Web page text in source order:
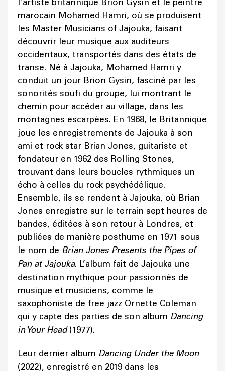
marocain Mohamed Hamri, où se produisent
les Master Musicians of Jajouka, faisant
découvrir leur musique aux auditeurs
occidentaux, transportés dans des états de
transe. Né à Jajouka, Mohamed Hamri y
conduit un jour Brion Gysin, fasciné par les
sonorités soufi du groupe, lui montrant le
chemin pour accéder au village, dans les
montagnes escarpées. En 1968, le Britannique
joue les enregistrements de Jajouka à son
ami et rock star Brian Jones, guitariste et
fondateur en 1962 des Rolling Stones,
trouvant dans leurs boucles rythmiques un
écho à celles du rock psychédélique.
Ensemble, ils se rendent à Jajouka, où Brian
Jones enregistre sur le terrain sept heures de
bandes, éditées à son retour à Londres, et
publiées de manière posthume en 1971 sous
le nom de Brian Jones Presents the Pipes of
Pan at Jajouka. L’album fait de Jajouka une
destination mythique pour passionnés de
musique et musiciens, comme le
saxophoniste de free jazz Ornette Coleman
qui y capte des parties de son album Dancing
in Your Head(1977).
Leur dernier album Dancing Under the Moon
(2022), enregistré en 2019 dans les